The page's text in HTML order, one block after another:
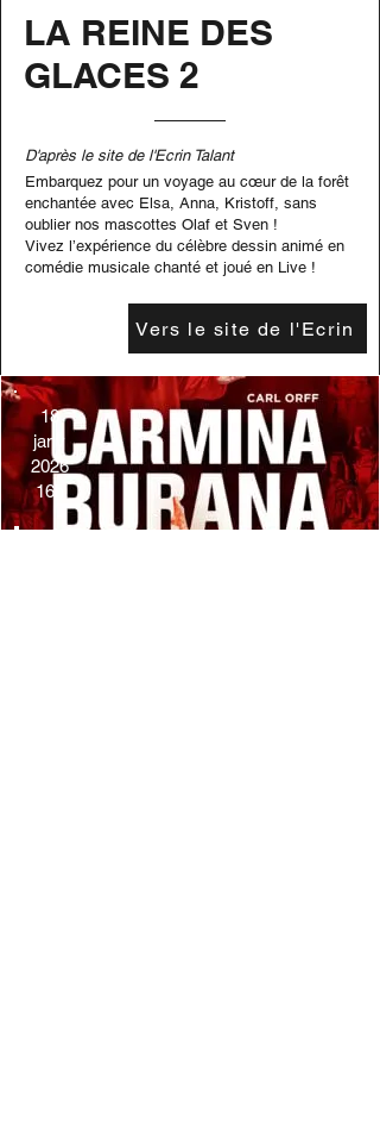
LA REINE DES
GLACES 2
D'après le site de l'Ecrin Talant
Embarquez pour un voyage au cœur de la forêt
enchantée avec Elsa, Anna, Kristoff, sans
oublier nos mascottes Olaf et Sven !
Vivez l’expérience du célèbre dessin animé en
comédie musicale chanté et joué en Live !
Vers le site de l'Ecrin
18
janv
2026
16h